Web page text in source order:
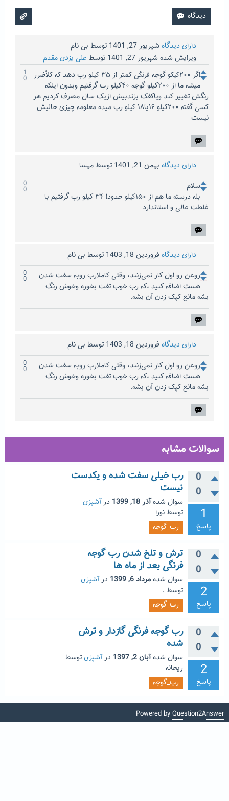
دارای دیدگاه شهریور 27, 1401 توسط بی نام
ویرایش شده شهریور 27, 1401 توسط علی یزدی مقدم
1
0
اگر ۲۰۰کیکو گوجه فرنگی کمتر از ۳۵ کیلو رب دهد که کلاًضرر
میشه ما از ۲۰۰کیلو گوجه ۴۰کیلو رب گرفتیم وبدون اینکه
رنگش تغییر کند ویاکفک بزندبیش ازیک سال مصرف کردیم هر
کسی گفته ۲۰۰کیلو ۱۶یا۱۸ کیلو رب میده معلومه چیزی حالیش
نیست
دارای دیدگاه بهمن 21, 1401 توسط مهسا
0
0
سلام
بله درسته ما هم از ۱۵۰کیلو حدودا ۳۴ کیلو رب گرفتیم با
غلطت عالی و استاندارد
دارای دیدگاه فروردین 18, 1403 توسط بی نام
0
0
روعن رو اول کار نمی‌زنند، وقتی کاملارب روبه سفت شدن
هست اضافه کنید ،که رب خوب تفت بخوره وخوش رنگ
بشه مانع کپک زدن آن بشه.
دارای دیدگاه فروردین 18, 1403 توسط بی نام
0
0
روعن رو اول کار نمی‌زنند، وقتی کاملارب روبه سفت شدن
هست اضافه کنید ،که رب خوب تفت بخوره وخوش رنگ
بشه مانع کپک زدن آن بشه.
سوالات مشابه
0
0
1
پاسخ
رب خیلی سفت شده و یکدست
نیست
سوال شدهآذر 18, 1399 درآشپزی
توسط نورا
رب_گوجه
0
0
2
پاسخ
ترش و تلخ شدن رب گوجه
فرنگی بعد از ماه ها
سوال شدهمرداد 6, 1399 درآشپزی
توسط .
رب_گوجه
0
0
2
پاسخ
رب گوجه فرنگی گازدار و ترش
شده
سوال شدهآبان 2, 1397 درآشپزیتوسط
ریحانه
رب_گوجه
Powered by Question2Answer